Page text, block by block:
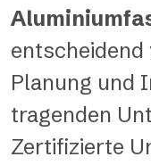
Planung und
tragenden
Zertifizierte